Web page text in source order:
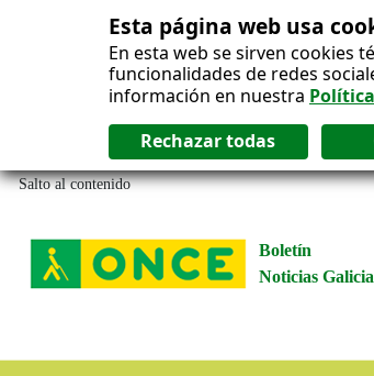
Esta página web usa
En esta web se sirven cookies
funcionalidades de redes
información en nuestra
Salto al contenido
Boletín
Noticias Galicia